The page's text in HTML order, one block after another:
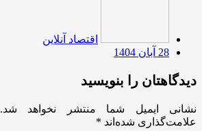
اقتصاد آنلاین
28 آبان 1404
دیدگاهتان را بنویسید
نشانی ایمیل شما منتشر نخواهد شد.
علامت‌گذاری شده‌اند *